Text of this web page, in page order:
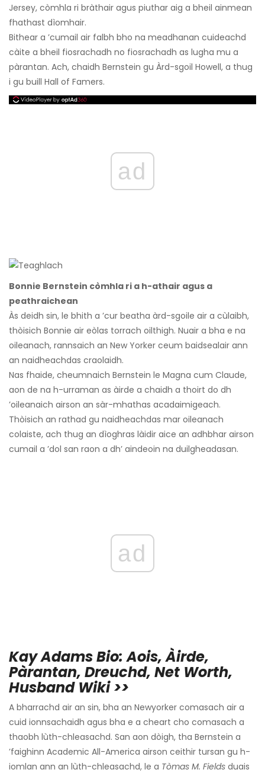
Jersey, còmhla ri bràthair agus piuthar aig a bheil ainmean
fhathast dìomhair.
Bithear a ’cumail air falbh bho na meadhanan cuideachd
càite a bheil fiosrachadh no fiosrachadh as lugha mu a
pàrantan. Ach, chaidh Bernstein gu Àrd-sgoil Howell, a thug
i gu buill Hall of Famers.
ad
Bonnie Bernstein còmhla ri a h-athair agus a
peathraichean
Às deidh sin, le bhith a ’cur beatha àrd-sgoile air a cùlaibh,
thòisich Bonnie air eòlas torrach oilthigh. Nuair a bha e na
oileanach, rannsaich an New Yorker ceum baidsealair ann
an naidheachdas craolaidh.
Nas fhaide, cheumnaich Bernstein le Magna cum Claude,
aon de na h-urraman as àirde a chaidh a thoirt do dh
’oileanaich airson an sàr-mhathas acadaimigeach.
Thòisich an rathad gu naidheachdas mar oileanach
colaiste, ach thug an dìoghras làidir aice an adhbhar airson
cumail a ’dol san raon a dh’ aindeoin na duilgheadasan.
ad
Kay Adams Bio: Aois, Àirde,
Pàrantan, Dreuchd, Net Worth,
Husband Wiki >>
A bharrachd air an sin, bha an Newyorker comasach air a
cuid ionnsachaidh agus bha e a cheart cho comasach a
thaobh lùth-chleasachd. San aon dòigh, tha Bernstein a
’faighinn Academic All-America airson ceithir tursan gu h-
iomlan ann an lùth-chleasachd, le a Tòmas M. Fields duais